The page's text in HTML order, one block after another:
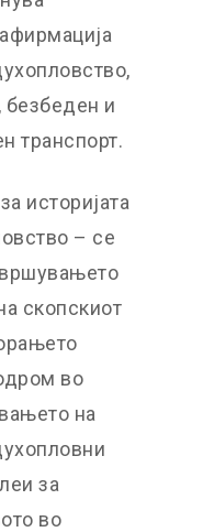
безбеден и
транспорт.
историјата
– се
скопскиот
во
на
за
во